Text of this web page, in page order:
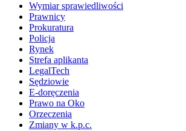
Wymiar sprawiedliwości
Prawnicy
Prokuratura
Policja
Rynek
Strefa aplikanta
LegalTech
Sędziowie
E-doręczenia
Prawo na Oko
Orzeczenia
Zmiany w k.p.c.